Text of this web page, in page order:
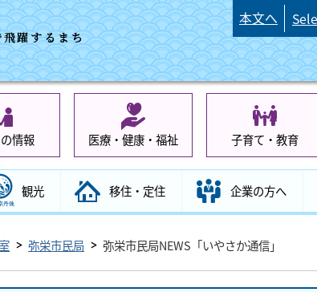
本文へ
情報 医療・健康・福祉 子育て・教育
観光 移住・定住 企業の方へ
弥栄市民局 弥栄市民局NEWS「いやさか通信」